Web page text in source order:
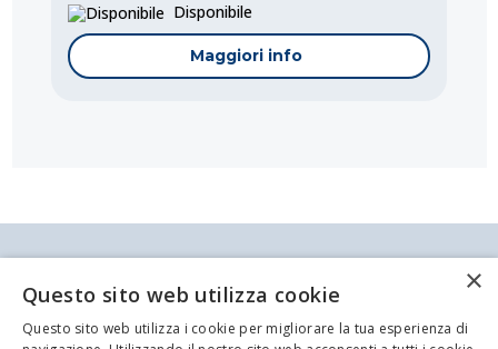
Disponibile
Maggiori info
Spezia
P.IVA/C.F. 00209350115 Capitale sociale: €
84.500,00 Azienda iscritta al registro delle imprese
di La Spezia con il numero REA 62679
×
Questo sito web utilizza cookie
Questo sito web utilizza i cookie per migliorare la tua esperienza di